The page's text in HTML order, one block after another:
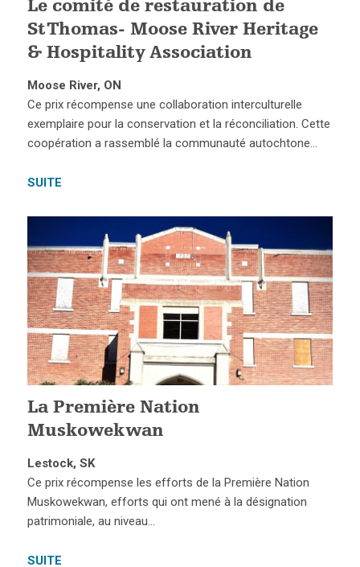
Le comité de restauration de
St Thomas- Moose River Heritage
& Hospitality Association
Moose River, ON
Ce prix récompense une collaboration interculturelle
exemplaire pour la conservation et la réconciliation. Cette
coopération a rassemblé la communauté autochtone…
SUITE
La Première Nation
Muskowekwan
Lestock, SK
Ce prix récompense les efforts de la Première Nation
Muskowekwan, efforts qui ont mené à la désignation
patrimoniale, au niveau…
SUITE